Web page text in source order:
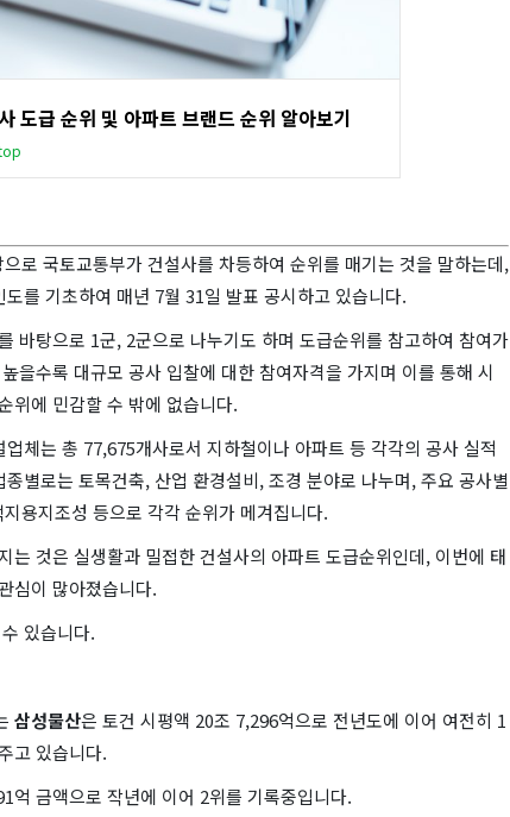
도급 순위 및 아파트 브랜드 순위 알아보기
로 국토교통부가 건설사를 차등하여 순위를 매기는 것을 말하는데,
를 기초하여 매년 7월 31일 발표 공시하고 있습니다.
바탕으로 1군, 2군으로 나누기도 하며 도급순위를 참고하여 참여가
을수록 대규모 공사 입찰에 대한 참여자격을 가지며 이를 통해 시
위에 민감할 수 밖에 없습니다.
체는 총 77,675개사로서 지하철이나 아파트 등 각각의 공사 실적
별로는 토목건축, 산업 환경설비, 조경 분야로 나누며, 주요 공사별
용지조성 등으로 각각 순위가 메겨집니다.
는 것은 실생활과 밀접한 건설사의 아파트 도급순위인데, 이번에 태
심이 많아졌습니다.
있습니다.
삼성물산은 토건 시평액 20조 7,296억으로 전년도에 이어 여전히 1
고 있습니다.
억 금액으로 작년에 이어 2위를 기록중입니다.